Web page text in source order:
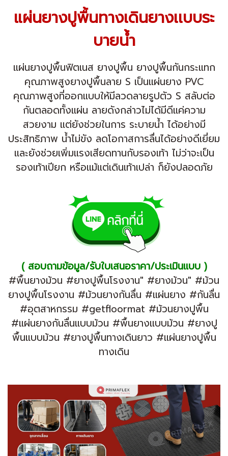
แผ่นยางปูพื้นทางเดินยางเเบบระ
บายน้ำ
แผ่นยางปูพื้นฟิตเนส ยางปูพื้น ยางปูพื้นกันกระแทก
คุณภาพสูงยางปูพื้นลาย S เป็นแผ่นยาง PVC
คุณภาพสูงที่ออกแบบให้มีลวดลายรูปตัว S สลับต่อ
กันตลอดทั้งแผ่น ลายดังกล่าวไม่ได้มีดีแค่ความ
สวยงาม แต่ยังช่วยในการ ระบายน้ำ ได้อย่างมี
ประสิทธิภาพ น้ำไม่ขัง ลดโอกาสการลื่นได้อย่างดีเยี่ยม
และยังช่วยเพิ่มแรงเสียดทานกับรองเท้า ไม่ว่าจะเป็น
รองเท้าเปียก หรือแม้แต่เดินเท้าเปล่า ก็ยังปลอดภัย
( สอบถามข้อมูล/รับใบเสนอราคา/ประเมินเเบบ )
#พื้นยางม้วน #ยางปูพื้นโรงงาน" #ยางม้วน" #ม้วน
ยางปูพื้นโรงงาน #ม้วนยางกันลื่น #แผ่นยาง #กันลื่น
#อุตสาหกรรม #getfloormat #ม้วนยางปูพื้น
#แผ่นยางกันลื่นแบบม้วน #พื้นยางแบบม้วน #ยางปู
พื้นแบบม้วน #ยางปูพื้นทางเดินยาว #เเผ่นยางปูพื้น
ทางเดิน